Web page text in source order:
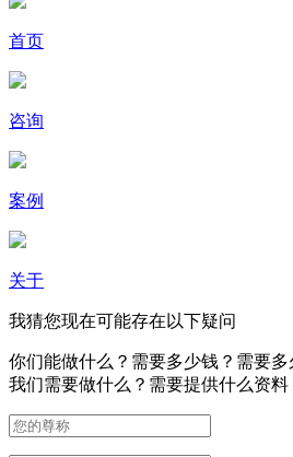
首页
咨询
案例
关于
我猜您现在可能存在以下疑问
你们能做什么？需要多少钱？需要多
我们需要做什么？需要提供什么资料